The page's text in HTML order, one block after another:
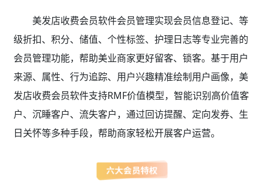
美发店收费会员软件会员管理实现会员信息登记、等
级折扣、积分、储值、个性标签、护理日志等专业完善的
会员管理功能，帮助美业商家更好留客、锁客。基于用户
来源、属性、行为追踪、用户兴趣精准绘制用户画像，美
发店收费会员软件支持RMF价值模型，智能识别高价值客
户、沉睡客户、流失客户，通过回访提醒、定向发券、生
日关怀等多种手段，帮助商家轻松开展客户运营。